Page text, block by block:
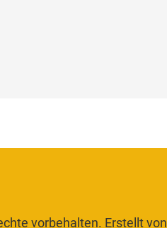
vorbehalten. Erstellt von